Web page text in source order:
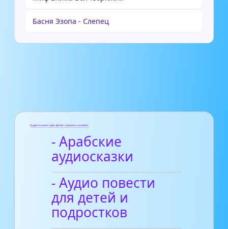
Басня Эзопа - Слепец
Аудиосказки для детей слушать онлайн
- Арабские
аудиосказки
- Аудио повести
для детей и
подростков